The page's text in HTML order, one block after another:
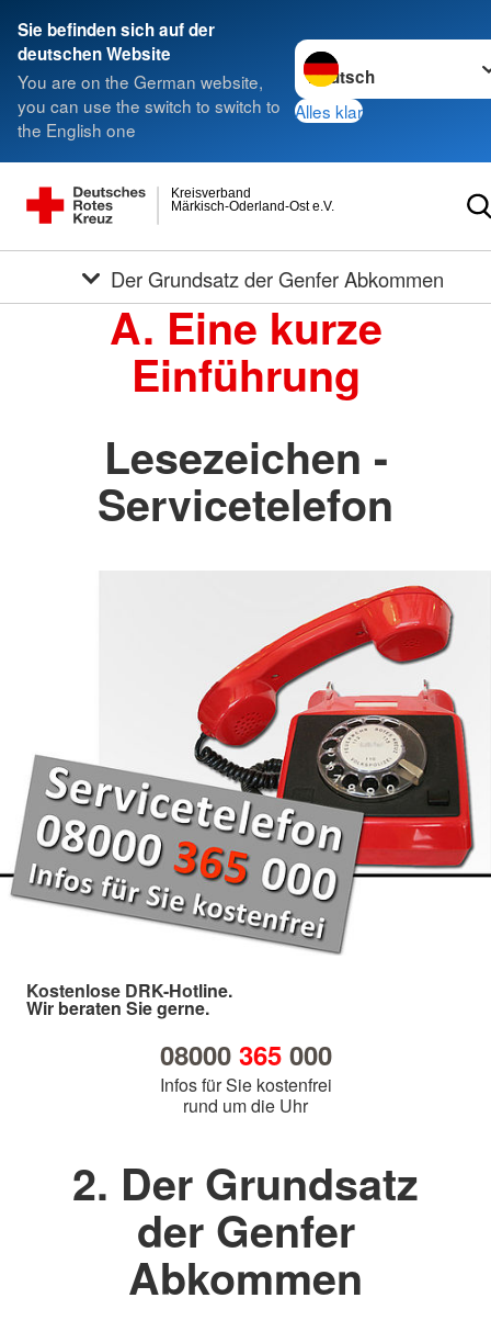
Sie befinden sich auf der
deutschen Website
You are on the German website,
you can use the switch to switch to
the English one
Sprache wechseln zu
Alles klar
Märkisch-Oderland-Ost e.V.
Kreisverband
Der Grundsatz der Genfer Abkommen
A. Eine kurze
Einführung
Lesezeichen -
Servicetelefon
Kostenlose DRK-Hotline.
Wir beraten Sie gerne.
08000 365000
Infos für Sie kostenfrei
rund um die Uhr
2. Der Grundsatz
der Genfer
Abkommen